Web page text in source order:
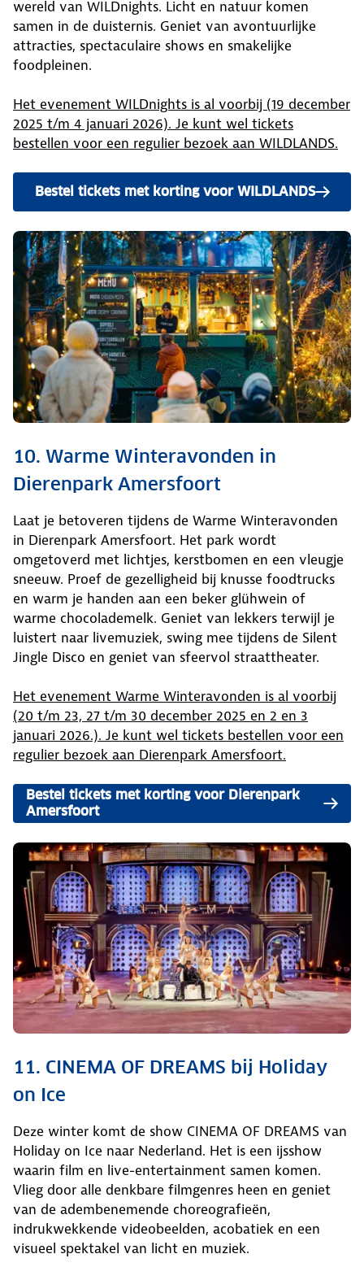
wereld van WILDnights. Licht en natuur komen
samen in de duisternis. Geniet van avontuurlijke
attracties, spectaculaire shows en smakelijke
foodpleinen.
Het evenement WILDnights is al voorbij (19 december
2025 t/m 4 januari 2026). Je kunt wel tickets
bestellen voor een regulier bezoek aan WILDLANDS.
Bestel tickets met korting voor WILDLANDS
10. Warme Winteravonden in
Dierenpark Amersfoort
Laat je betoveren tijdens de Warme Winteravonden
in Dierenpark Amersfoort. Het park wordt
omgetoverd met lichtjes, kerstbomen en een vleugje
sneeuw. Proef de gezelligheid bij knusse foodtrucks
en warm je handen aan een beker glühwein of
warme chocolademelk. Geniet van lekkers terwijl je
luistert naar livemuziek, swing mee tijdens de Silent
Jingle Disco en geniet van sfeervol straattheater.
Het evenement Warme Winteravonden is al voorbij
(20 t/m 23, 27 t/m 30 december 2025 en 2 en 3
januari 2026.). Je kunt wel tickets bestellen voor een
regulier bezoek aan Dierenpark Amersfoort.
Bestel tickets met korting voor Dierenpark
Amersfoort
11. CINEMA OF DREAMS bij Holiday
on Ice
Deze winter komt de show CINEMA OF DREAMS van
Holiday on Ice naar Nederland. Het is een ijsshow
waarin film en live-entertainment samen komen.
Vlieg door alle denkbare filmgenres heen en geniet
van de adembenemende choreografieën,
indrukwekkende videobeelden, acobatiek en een
visueel spektakel van licht en muziek.